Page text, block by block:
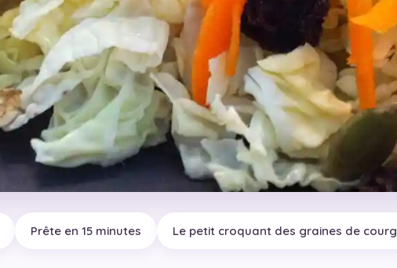
Prête en 15 minutes Le petit croquant des graines de